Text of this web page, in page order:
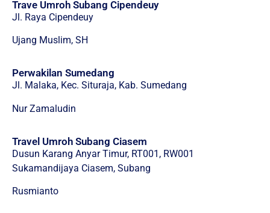
Trave Umroh Subang Cipendeuy
Jl. Raya Cipendeuy
Ujang Muslim, SH
Perwakilan Sumedang
Jl. Malaka, Kec. Situraja, Kab. Sumedang
Nur Zamaludin
Travel Umroh Subang Ciasem
Dusun Karang Anyar Timur, RT001, RW001
Sukamandijaya Ciasem, Subang
Rusmianto